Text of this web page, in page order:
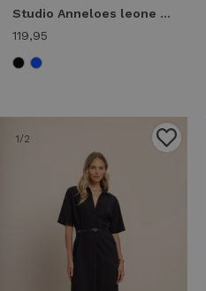
Studio Anneloes leone vneck dress 14391 Jurk 9000 black
119,95
1/2